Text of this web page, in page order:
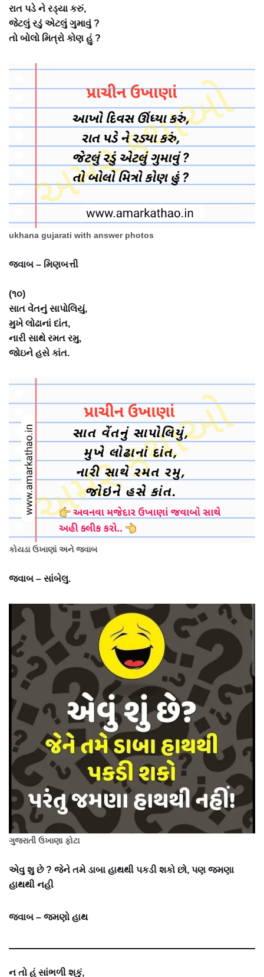
રાત પડે ને રડ્યા કરું,
જેટલું રડું એટલું ગુમાવું ?
તો બોલો મિત્રો કોણ હું ?
ukhana gujarati with answer photos
જવાબ – મિણબત્તી
(૧૦)
સાત વેંતનું સાપોલિયું,
મુખે લોઢાનાં દાંત,
નારી સાથે રમત રમુ,
જોઇને હસે કાંત.
કોયડા ઉખાણાં અને જવાબ
જવાબ – સાંબેલુ.
ગુજરાતી ઉખાણા ફોટા
એવુ શુ છે ? જેને તમે ડાબા હાથથી પકડી શકો છો, પણ જમણા
હાથથી નહી
જવાબ – જમણો હાથ
ન તો હું સાંભળી શકું,